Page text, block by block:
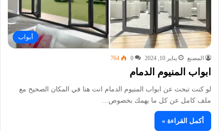
أبواب
المصنع يناير 10, 2024 0
764
ابواب المنيوم الدمام
لو كنت تبحث عن ابواب المنيوم الدمام انت هنا في المكان الصحيح مع
ملف كامل عن كل ما يهمك بخصوص…
أكمل القراءة »